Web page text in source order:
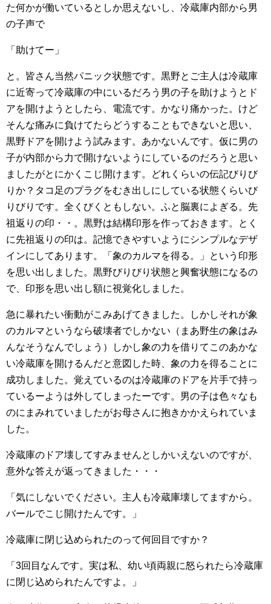
た何かが働いているとしか思えないし、冷蔵庫内部から男
の子声で
「助けてー」
と。皆さん当然パニック状態です。黒野とご主人は冷蔵庫
に近寄って冷蔵庫の中にいるだろう男の子を助けようとド
アを開けようとしたら、電流です。かなり痛かった。けど
そんな痛みに負けてたらどうすることもできないと思い、
黒野ドアを開けよう試みます。あかないんです。仮に男の
子が内部から力で開けないようにしているのだろうと思い
ましたがとにかくこじ開けます。どれくらいの伝記びりび
りか？タコ足のプラグをむき出しにしている状態くらいび
りびりです。全くびくともしない。ふと脳裏によぎる。先
祖返りの印・・。黒野は結構印形を作っておきます。とく
に先祖返りの印は。記憶できやすいようにシンプルなデザ
インにしてあります。「象のカルマを得る。」という印形
を思い出しました。黒野びりびり状態と興奮状態になるの
で、印形を思い出し額に視覚化しました。
急に暴れたい衝動がこみあげてきました。しかしそれが象
のカルマというなら破壊者でしかない（まあ野生の象はみ
んなそうなんでしょう）しかし象の力を借りてこのあかな
い冷蔵庫を開けるんだと意図した時、象の力を得ることに
成功しました。覚えているのは冷蔵庫のドアを片手で持っ
ているーようは外してしまったーです。男の子は色々なも
のにまみれていましたがお母さんに抱きかかえられていま
した。
冷蔵庫のドア壊してすみませんとしかいえないのですが、
意外な答えが返ってきました・・・
「気にしないでください。主人も冷蔵庫壊してますから。
バールでこじ開けたんです。」
冷蔵庫に閉じ込められたのって何回目ですか？
「3回目なんです。実は私、幼い頃両親に怒られたら冷蔵庫
に閉じ込められたんですよ。」